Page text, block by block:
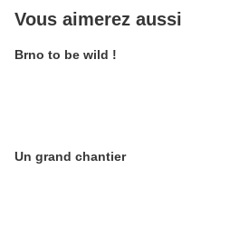
Vous aimerez aussi
Brno to be wild !
Un grand chantier